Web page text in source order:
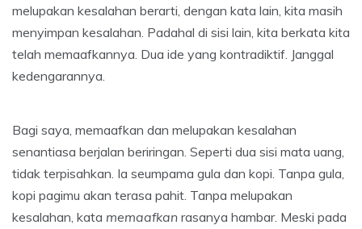
melupakan kesalahan berarti, dengan kata lain, kita masih
menyimpan kesalahan. Padahal di sisi lain, kita berkata kita
telah memaafkannya. Dua ide yang kontradiktif. Janggal
kedengarannya.
Bagi saya, memaafkan dan melupakan kesalahan
senantiasa berjalan beriringan. Seperti dua sisi mata uang,
tidak terpisahkan. Ia seumpama gula dan kopi. Tanpa gula,
kopi pagimu akan terasa pahit. Tanpa melupakan
kesalahan, kata memaafkan rasanya hambar. Meski pada